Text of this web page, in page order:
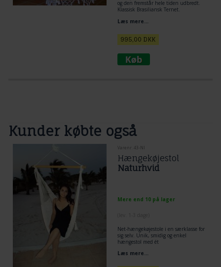
og den fremstår hele tiden udbredt.
Klassisk Brasiliansk Ternet.
Læs mere...
995,00 DKK
Kunder købte også
Varenr. 43-NI
Hængekøjestol
Naturhvid
Mere end 10 på lager
Net-hængekøjestole i en særklasse for
sig selv. Unik, smidig og enkel
hængestol med ét
komfortabel og rent velvære.
Læs mere...